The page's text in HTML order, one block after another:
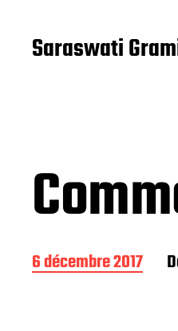
Saraswati
D
a
6 décembre 2017